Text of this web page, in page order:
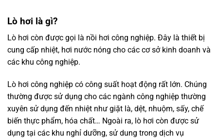
Lò hơi là gì?
Lò hơi còn được gọi là nồi hơi công nghiệp. Đây là thiết bị
cung cấp nhiệt, hơi nước nóng cho các cơ sở kinh doanh và
các khu công nghiệp.
Lò hơi công nghiệp có công suất hoạt động rất lớn. Chúng
thường được sử dụng cho các ngành công nghiệp thường
xuyên sử dụng đến nhiệt như giặt là, dệt, nhuộm, sấy, chế
biến thực phẩm, hóa chất… Ngoài ra, lò hơi còn được sử
dụng tại các khu nghỉ dưỡng, sử dung trong dịch vụ